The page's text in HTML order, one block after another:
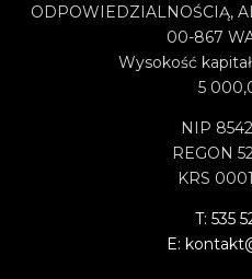
ODPOWIEDZIALNOŚCIĄ,
00-867
Wysokość
5
NIP
REGON
KRS
T: 535
E: